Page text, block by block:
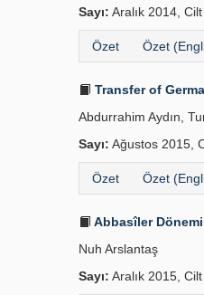
Sayı: Aralık 2014,
Özet Özet
Transfer of
Abdurrahim Aydın,
Sayı: Ağustos 2015,
Özet Özet
Abbasîler
Nuh Arslantaş
Sayı: Aralık 2015,